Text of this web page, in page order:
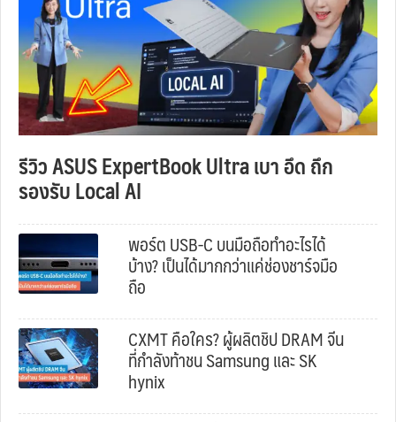
รีวิว ASUS ExpertBook Ultra เบา อึด ถึก
รองรับ Local AI
พอร์ต USB-C บนมือถือทำอะไรได้
บ้าง? เป็นได้มากกว่าแค่ช่องชาร์จมือ
ถือ
CXMT คือใคร? ผู้ผลิตชิป DRAM จีน
ที่กำลังท้าชน Samsung และ SK
hynix